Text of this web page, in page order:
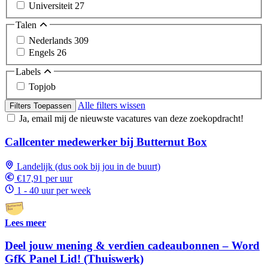
Universiteit 27
Talen
Nederlands 309
Engels 26
Labels
Topjob
Filters Toepassen
Alle filters wissen
Ja, email mij de nieuwste vacatures van deze zoekopdracht!
Callcenter medewerker bij Butternut Box
Landelijk (dus ook bij jou in de buurt)
€17,91 per uur
1 - 40 uur per week
Lees meer
Deel jouw mening & verdien cadeaubonnen – Word
GfK Panel Lid! (Thuiswerk)